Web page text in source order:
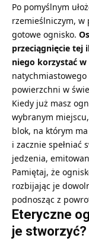
Po pomyślnym
rzemieślniczym, w
gotowe ognisko.
przeciągnięcie tej
niego korzystać w
powierzchni w
Kiedy już masz
wybranym
blok, na którym
i zacznie spełniać
jedzenia,
Pamiętaj, że
rozbijając je
podnosząc z
Eteryczne
je stworzyć?